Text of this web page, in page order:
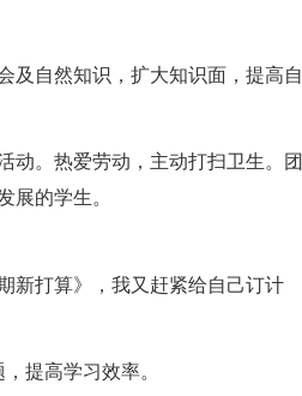
自然知识，扩大知识面，提高自
。热爱劳动，主动打扫卫生。团
展的学生。
打算》，我又赶紧给自己订计
提高学习效率。